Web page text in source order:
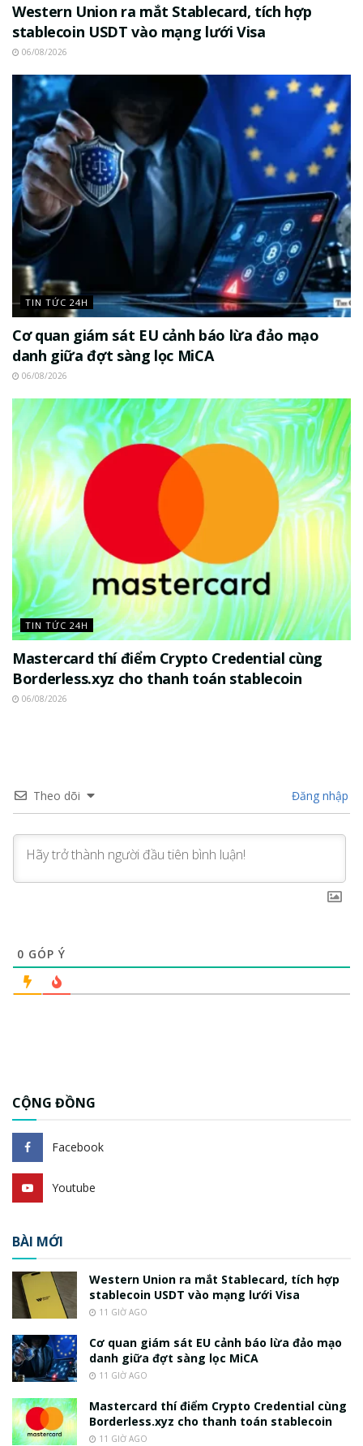
Western Union ra mắt Stablecard, tích hợp
stablecoin USDT vào mạng lưới Visa
06/08/2026
TIN TỨC 24H
Cơ quan giám sát EU cảnh báo lừa đảo mạo
danh giữa đợt sàng lọc MiCA
06/08/2026
TIN TỨC 24H
Mastercard thí điểm Crypto Credential cùng
Borderless.xyz cho thanh toán stablecoin
06/08/2026
Theo dõi Đăng nhập
0 GÓP Ý
CỘNG ĐỒNG
Facebook
Youtube
BÀI MỚI
Western Union ra mắt Stablecard, tích hợp
stablecoin USDT vào mạng lưới Visa
11 GIỜ AGO
Cơ quan giám sát EU cảnh báo lừa đảo mạo
danh giữa đợt sàng lọc MiCA
11 GIỜ AGO
Mastercard thí điểm Crypto Credential cùng
Borderless.xyz cho thanh toán stablecoin
11 GIỜ AGO